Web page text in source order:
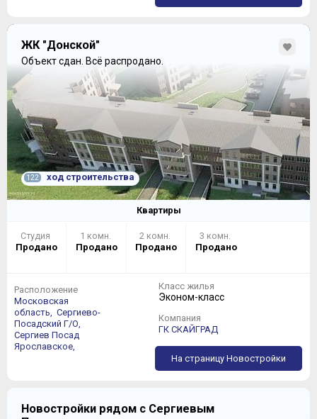
ЖК "Донской"
Объект сдан. Всё распродано.
122 ход строительства
Квартиры
Студия
Продано
1 комн.
Продано
2 комн.
Продано
3 комн.
Продано
Расположение
Московская
область, Сергиево-
Посадский Г/О,
Сергиев Посад
Ярославское,
Класс жилья
Эконом-класс
Компания
ГК СКАЙГРАД
На страницу Новостройки
Новостройки рядом с Сергиевым